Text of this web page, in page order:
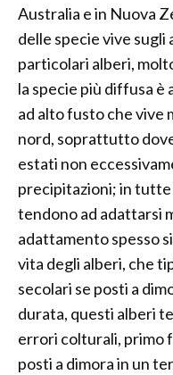
Australia e in Nuova
delle specie vive
particolari alberi,
la specie più diffusa è
ad alto fusto che vive
nord, soprattutto
estati non
precipitazioni; in
tendono ad adattarsi
adattamento spesso
vita degli alberi, che
secolari se posti a
durata, questi alberi
errori colturali, primo
posti a dimora in un